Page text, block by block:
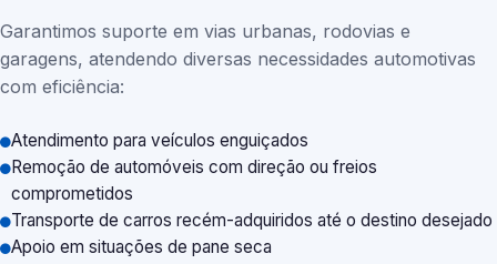
Garantimos suporte em vias urbanas, rodovias e
garagens, atendendo diversas necessidades automotivas
com eficiência:
Atendimento para veículos enguiçados
Remoção de automóveis com direção ou freios
comprometidos
Transporte de carros recém-adquiridos até o destino desejado
Apoio em situações de pane seca